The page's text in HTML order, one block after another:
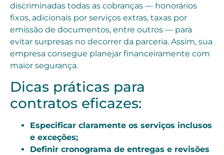
discriminadas todas as cobranças — honorários
fixos, adicionais por serviços extras, taxas por
emissão de documentos, entre outros — para
evitar surpresas no decorrer da parceria. Assim, sua
empresa consegue planejar financeiramente com
maior segurança.
Dicas práticas para
contratos eficazes:
Especificar claramente os serviços inclusos
e exceções;
Definir cronograma de entregas e revisões